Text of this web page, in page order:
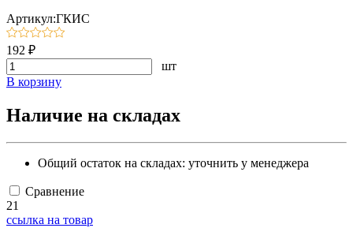
Артикул:ГКИС
192 ₽
шт
В корзину
Наличие на складах
Общий остаток на складах: уточнить у менеджера
Сравнение
21
ссылка на товар